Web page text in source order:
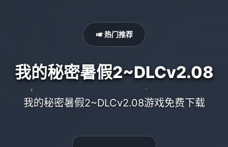
🎺 热门推荐
我的秘密暑假2~DLCv2.08
我的秘密暑假2~DLCv2.08游戏免费下载